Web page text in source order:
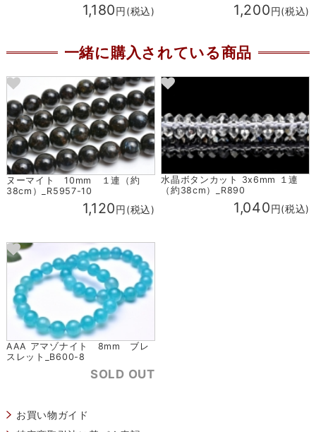
1,180円(税込) 1,200円(税込)
一緒に購入されている商品
ヌーマイト 10mm １連（約
38cm）_R5957-10
1,120円(税込)
水晶ボタンカット 3x6mm １連
（約38cm）_R890
1,040円(税込)
AAA アマゾナイト 8mm ブレ
スレット_B600-8
SOLD OUT
お買い物ガイド